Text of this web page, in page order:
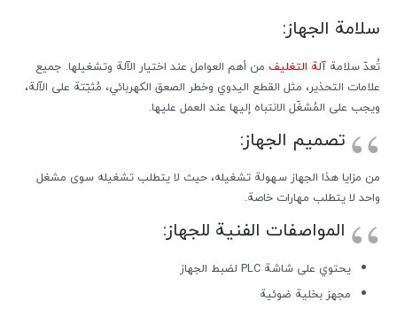
سلامة الجهاز:
تُعدّ سلامةآلة التغليف من أهم العوامل عند اختيار الآلة وتشغيلها. جميع
علامات التحذير، مثل القطع اليدوي وخطر الصعق الكهربائي، مُثبّتة على الآلة،
ويجب على المُشغّل الانتباه إليها عند العمل عليها.
تصميم الجهاز:
من مزايا هذا الجهاز سهولة تشغيله، حيث لا يتطلب تشغيله سوى مشغل
واحد لا يتطلب مهارات خاصة.
المواصفات الفنية للجهاز:
يحتوي على شاشة PLC لضبط الجهاز
مجهز بخلية ضوئية